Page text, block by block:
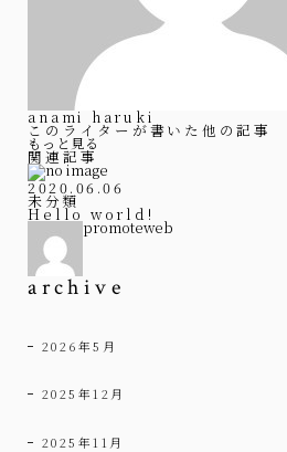
anami haruki
このライターが書いた他の記事
もっと見る
関連記事
2020.06.06
未分類
Hello world!
promoteweb
archive
2026年5月
2025年12月
2025年11月